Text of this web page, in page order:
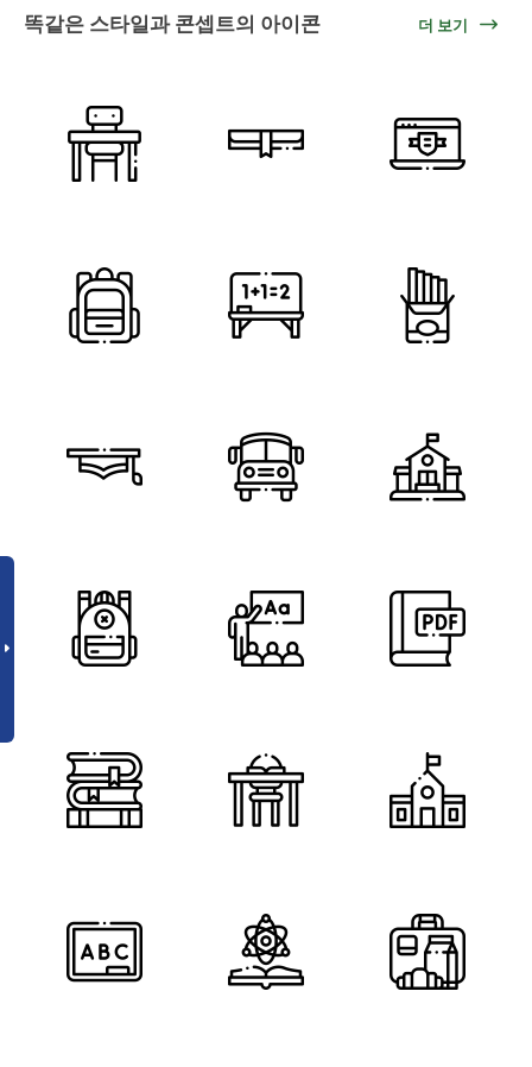
똑같은 스타일과 콘셉트의 아이콘 더 보기